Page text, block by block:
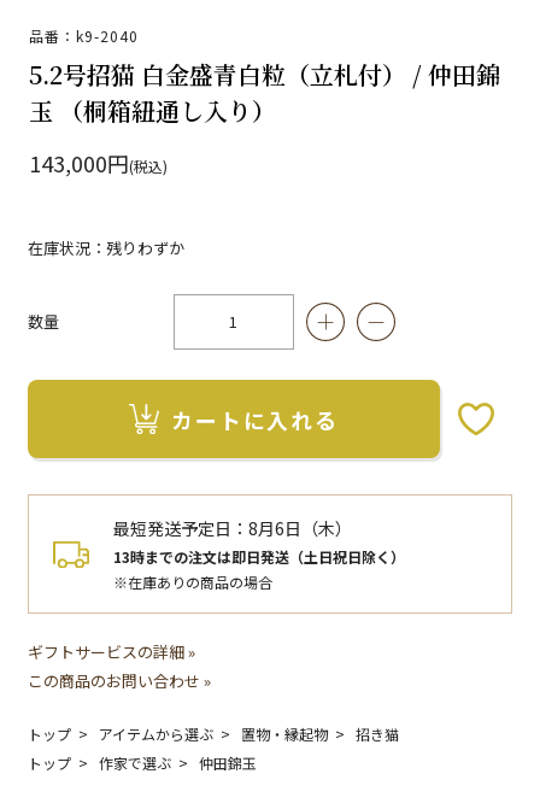
品番：k9-2040
5.2号招猫 白金盛青白粒（立札付） / 仲田錦
玉 （桐箱紐通し入り）
143,000円(税込)
在庫状況：残りわずか
数量
カートに入れる
最短発送予定日：8月6日（木）
13時までの注文は即日発送（土日祝日除く）
※在庫ありの商品の場合
ギフトサービスの詳細 »
この商品のお問い合わせ »
トップ アイテムから選ぶ 置物・縁起物
招き猫
トップ
作家で選ぶ 仲田錦玉